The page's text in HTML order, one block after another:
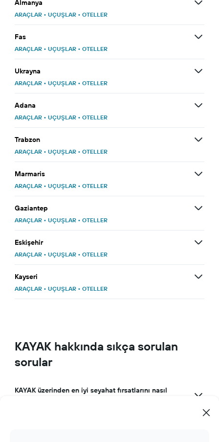
Almanya
ARAÇLAR • UÇUŞLAR • OTELLER
Fas
ARAÇLAR • UÇUŞLAR • OTELLER
Ukrayna
ARAÇLAR • UÇUŞLAR • OTELLER
Adana
ARAÇLAR • UÇUŞLAR • OTELLER
Trabzon
ARAÇLAR • UÇUŞLAR • OTELLER
Marmaris
ARAÇLAR • UÇUŞLAR • OTELLER
Gaziantep
ARAÇLAR • UÇUŞLAR • OTELLER
Eskişehir
ARAÇLAR • UÇUŞLAR • OTELLER
Kayseri
ARAÇLAR • UÇUŞLAR • OTELLER
KAYAK hakkında sıkça sorulan
sorular
KAYAK üzerinden en iyi seyahat fırsatlarını nasıl